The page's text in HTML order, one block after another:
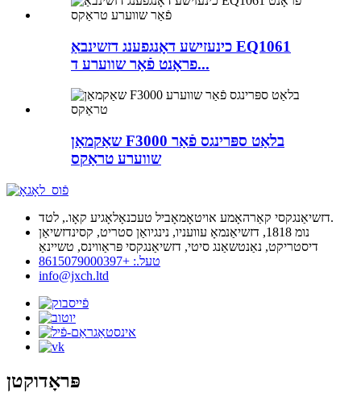
כינעזישע דאָנגפענג דזשינבאַ EQ1061
פראָנט פֿאַר שווערע ד...
שאַקמאַן F3000 בלאַט ספּרינגס פֿאַר
שווערע טראַקס
דזשיאַנגקסי קאַרהאָמע אויטאָמאָביל טעכנאָלאָגיע קאָו., לטד.
נומ 1818, דזשיאַנמאָ עוועניו, נינגיואַן סטריט, קסינדזשיאַן
דיסטריקט, נאַנטשאַנג סיטי, דזשיאַנגקסי פּראַווינס, טשיינאַ
טעל.: +8615079000397
info@jxch.ltd
פּראָדוקטן